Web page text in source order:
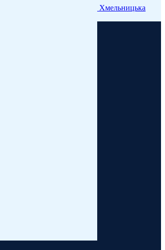
Хмельницька